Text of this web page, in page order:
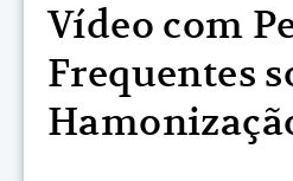
Vídeo com
Frequentes